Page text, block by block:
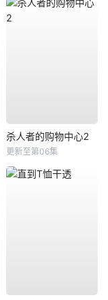
杀人者的购物中心2
更新至第06集